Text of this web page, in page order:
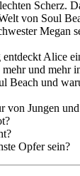
Scherz.
von Soul
Megan
Alice
mehr und mehr
Beach und
von Jungen
Opfer sein?